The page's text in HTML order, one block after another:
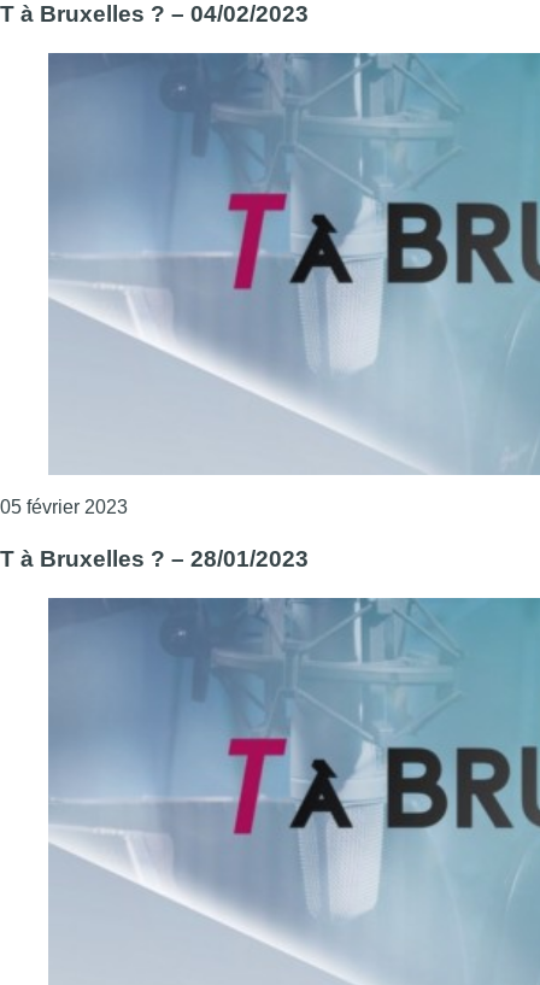
T à Bruxelles ? – 04/02/2023
05 février 2023Consulter l'article "T à Bruxelles ? – 04/02/2023"
T à Bruxelles ? – 28/01/2023